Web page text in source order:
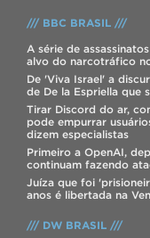
/// BBC BRASIL ///
A série de
alvo do narcotráfico
De 'Viva Israel' a
de De la Espriella que
Tirar Discord do ar,
pode empurrar
dizem especialistas
Primeiro a OpenAI,
continuam fazendo
Juíza que foi
anos é libertada na
/// DW BRASIL ///